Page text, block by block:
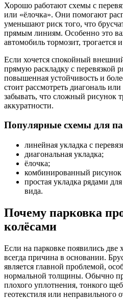
Хорошо работают схемы с
или «ёлочка». Они помогают
уменьшают риск того, что
прямым линиям. Особенно это
автомобиль тормозит, трогается
Если хочется спокойный
прямую раскладку с перевязкой
повышенная устойчивость и
стоит рассмотреть диагональ
забывать, что сложный рисунок
аккуратности.
Популярные схемы для
линейная укладка с
диагональная укладка;
ёлочка;
комбинированный рисунок
простая укладка рядами
вида.
Почему парковка
колёсами
Если на парковке появились две
всегда причина в основании.
является главной проблемой,
нормальной толщины. Обычно
плохого уплотнения, тонкого
геотекстиля или неправильного